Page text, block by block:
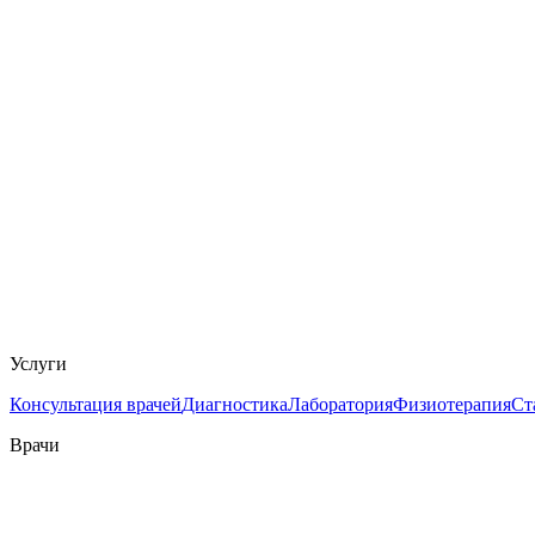
Услуги
Консультация врачейДиагностикаЛабораторияФизиотерапия
Врачи